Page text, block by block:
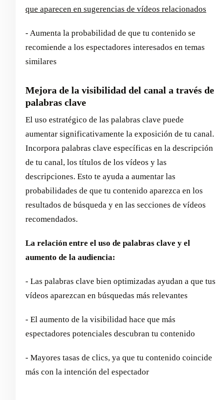
que aparecen en sugerencias de vídeos relacionados
- Aumenta la probabilidad de que tu contenido se
recomiende a los espectadores interesados en temas
similares
Mejora de la visibilidad del canal a través de
palabras clave
El uso estratégico de las palabras clave puede
aumentar significativamente la exposición de tu canal.
Incorpora palabras clave específicas en la descripción
de tu canal, los títulos de los vídeos y las
descripciones. Esto te ayuda a aumentar las
probabilidades de que tu contenido aparezca en los
resultados de búsqueda y en las secciones de vídeos
recomendados.
La relación entre el uso de palabras clave y el
aumento de la audiencia:
- Las palabras clave bien optimizadas ayudan a que tus
vídeos aparezcan en búsquedas más relevantes
- El aumento de la visibilidad hace que más
espectadores potenciales descubran tu contenido
- Mayores tasas de clics, ya que tu contenido coincide
más con la intención del espectador